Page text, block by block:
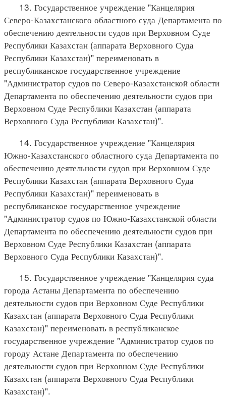
13. Государственное учреждение "Канцелярия
Северо-Казахстанского областного суда Департамента по
обеспечению деятельности судов при Верховном Суде
Республики Казахстан (аппарата Верховного Суда
Республики Казахстан)" переименовать в
республиканское государственное учреждение
"Администратор судов по Северо-Казахстанской области
Департамента по обеспечению деятельности судов при
Верховном Суде Республики Казахстан (аппарата
Верховного Суда Республики Казахстан)".
14. Государственное учреждение "Канцелярия
Южно-Казахстанского областного суда Департамента по
обеспечению деятельности судов при Верховном Суде
Республики Казахстан (аппарата Верховного Суда
Республики Казахстан)" переименовать в
республиканское государственное учреждение
"Администратор судов по Южно-Казахстанской области
Департамента по обеспечению деятельности судов при
Верховном Суде Республики Казахстан (аппарата
Верховного Суда Республики Казахстан)".
15. Государственное учреждение "Канцелярия суда
города Астаны Департамента по обеспечению
деятельности судов при Верховном Суде Республики
Казахстан (аппарата Верховного Суда Республики
Казахстан)" переименовать в республиканское
государственное учреждение "Администратор судов по
городу Астане Департамента по обеспечению
деятельности судов при Верховном Суде Республики
Казахстан (аппарата Верховного Суда Республики
Казахстан)".